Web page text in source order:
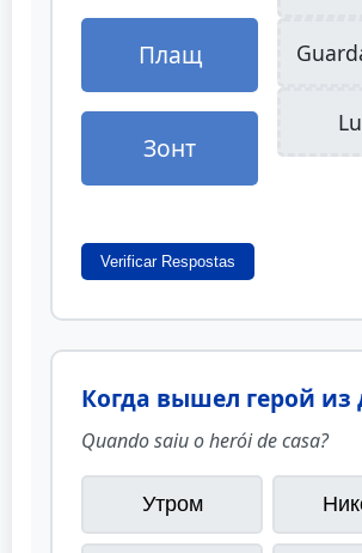
Плащ
Зонт
Verificar Respostas
Когда вышел герой из
Quando saiu o herói de casa?
Утром